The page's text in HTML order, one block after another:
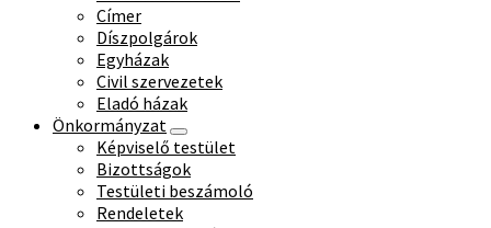
Címer
Díszpolgárok
Egyházak
Civil szervezetek
Eladó házak
Önkormányzat
Képviselő testület
Bizottságok
Testületi beszámoló
Rendeletek